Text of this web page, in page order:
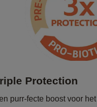
Protection
purr-fecte boost voor